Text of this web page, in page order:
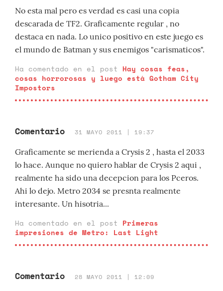
No esta mal pero es verdad es casi una copia
descarada de TF2. Graficamente regular , no
destaca en nada. Lo unico positivo en este juego es
el mundo de Batman y sus enemigos "carismaticos".
Ha comentado en el post Hay cosas feas,
cosas horrorosas y luego está Gotham City
Impostors
Comentario 31 MAYO 2011 | 19:37
Graficamente se merienda a Crysis 2 , hasta el 2033
lo hace. Aunque no quiero hablar de Crysis 2 aqui ,
realmente ha sido una decepcion para los Pceros.
Ahi lo dejo. Metro 2034 se presnta realmente
interesante. Un hisotria...
Ha comentado en el post Primeras
impresiones de Metro: Last Light
Comentario 28 MAYO 2011 | 12:09